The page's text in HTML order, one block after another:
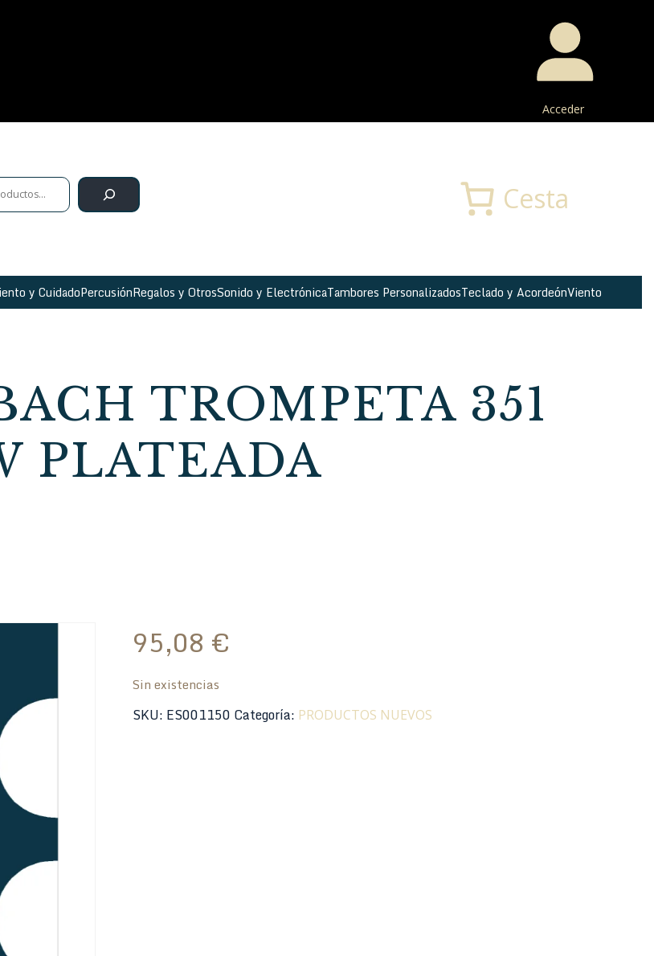
Acceder
Cesta
y CuidadoPercusiónRegalos y OtrosSonido y ElectrónicaTambores PersonalizadosTeclado y AcordeónViento
TROMPETA 351
PLATEADA
95,08 €
Sin existencias
SKU: ES001150 Categoría: PRODUCTOS NUEVOS